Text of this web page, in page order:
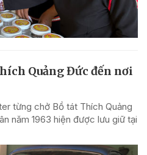
Quảng Đức đến nơi
từng chở Bồ tát Thích Quảng
năm 1963 hiện được lưu giữ tại